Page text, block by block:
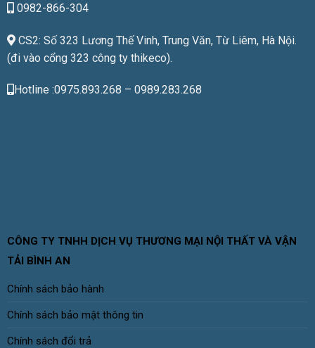
0982-866-304
CS2: Số 323 Lương Thế Vinh, Trung Văn, Từ Liêm, Hà Nội.
(đi vào cổng 323 công ty thikeco).
Hotline :0975.893.268 – 0989.283.268
CÔNG TY TNHH DỊCH VỤ THƯƠNG MẠI NỘI THẤT VÀ VẬN
TẢI BÌNH AN
Chính sách bảo hành
Chính sách bảo mật thông tin
Chính sách đổi trả